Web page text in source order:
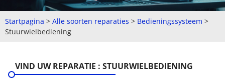
Startpagina > Alle soorten reparaties > Bedieningssysteem >
Stuurwielbediening
VIND UW REPARATIE : STUURWIELBEDIENING